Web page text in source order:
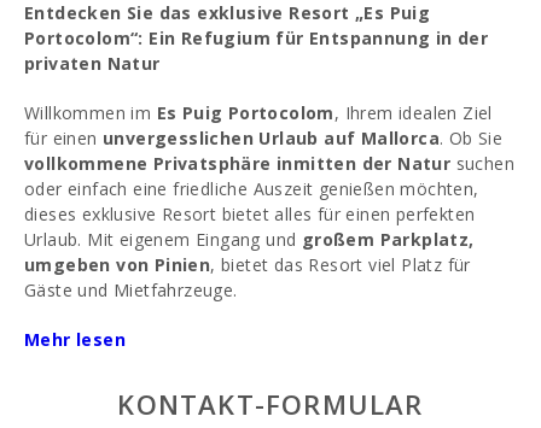
Entdecken Sie das exklusive Resort „Es Puig
Portocolom“: Ein Refugium für Entspannung in der
privaten Natur
Willkommen im Es Puig Portocolom, Ihrem idealen Ziel
für einen unvergesslichen Urlaub auf Mallorca. Ob Sie
vollkommene Privatsphäre inmitten der Natur suchen
oder einfach eine friedliche Auszeit genießen möchten,
dieses exklusive Resort bietet alles für einen perfekten
Urlaub. Mit eigenem Eingang und großem Parkplatz,
umgeben von Pinien, bietet das Resort viel Platz für
Gäste und Mietfahrzeuge.
Diese zweistöckige Villa
Bambussofas, Kissen und Esstischenladen zum
Entspannen ein und bieten Meer- und Naturblick
Mehr lesen
KONTAKT-FORMULAR